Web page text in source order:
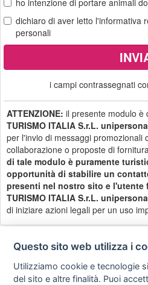
ho intenzione di portare animali
dichiaro di aver letto l'informativa
personali
i campi contrassegnati
ATTENZIONE: il presente modulo è
TURISMO ITALIA S.r.L.
per l'invio di messaggi promozionali
collaborazione o proposte di
di tale modulo è puramente
opportunità di stabilire un
presenti nel nostro sito e l'utente
TURISMO ITALIA S.r.L.
di iniziare azioni legali per un uso
Privacy
policy
Avviso
legale
Questo sito web utilizza i
Utilizziamo cookie e tecnologie
del sito e altre finalità. Puoi